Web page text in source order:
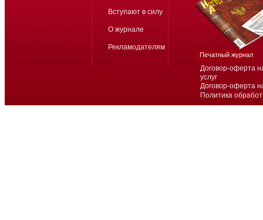
Договор-оферта
услуг
Договор-оферта
Политика
Вступают в силу
О журнале
Рекламодателям
Печатный журнал